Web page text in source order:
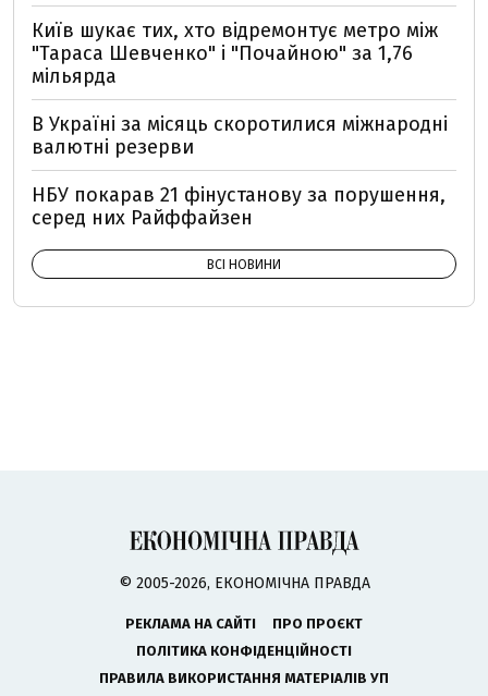
Київ шукає тих, хто відремонтує метро між
"Тараса Шевченко" і "Почайною" за 1,76
мільярда
В Україні за місяць скоротилися міжнародні
валютні резерви
НБУ покарав 21 фінустанову за порушення,
серед них Райффайзен
ВСІ НОВИНИ
© 2005-2026, ЕКОНОМІЧНА ПРАВДА
РЕКЛАМА НА САЙТІ
ПРО ПРОЄКТ
ПОЛІТИКА КОНФІДЕНЦІЙНОСТІ
ПРАВИЛА ВИКОРИСТАННЯ МАТЕРІАЛІВ УП